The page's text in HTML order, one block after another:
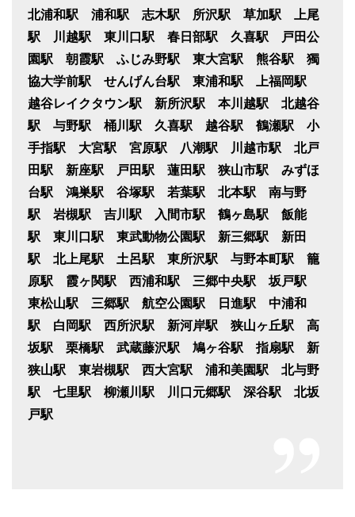
北浦和駅 浦和駅 志木駅 所沢駅 草加駅 上尾
駅 川越駅 東川口駅 春日部駅 久喜駅 戸田公
園駅 朝霞駅 ふじみ野駅 東大宮駅 熊谷駅 獨
協大学前駅 せんげん台駅 東浦和駅 上福岡駅
越谷レイクタウン駅 新所沢駅 本川越駅 北越谷
駅 与野駅 桶川駅 久喜駅 越谷駅 鶴瀬駅 小
手指駅 大宮駅 宮原駅 八潮駅 川越市駅 北戸
田駅 新座駅 戸田駅 蓮田駅 狭山市駅 みずほ
台駅 鴻巣駅 谷塚駅 若葉駅 北本駅 南与野
駅 岩槻駅 吉川駅 入間市駅 鶴ヶ島駅 飯能
駅 東川口駅 東武動物公園駅 新三郷駅 新田
駅 北上尾駅 土呂駅 東所沢駅 与野本町駅 籠
原駅 霞ヶ関駅 西浦和駅 三郷中央駅 坂戸駅
東松山駅 三郷駅 航空公園駅 日進駅 中浦和
駅 白岡駅 西所沢駅 新河岸駅 狭山ヶ丘駅 高
坂駅 栗橋駅 武蔵藤沢駅 鳩ヶ谷駅 指扇駅 新
狭山駅 東岩槻駅 西大宮駅 浦和美園駅 北与野
駅 七里駅 柳瀬川駅 川口元郷駅 深谷駅 北坂
戸駅